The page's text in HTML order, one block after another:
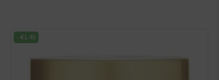
-€1.45